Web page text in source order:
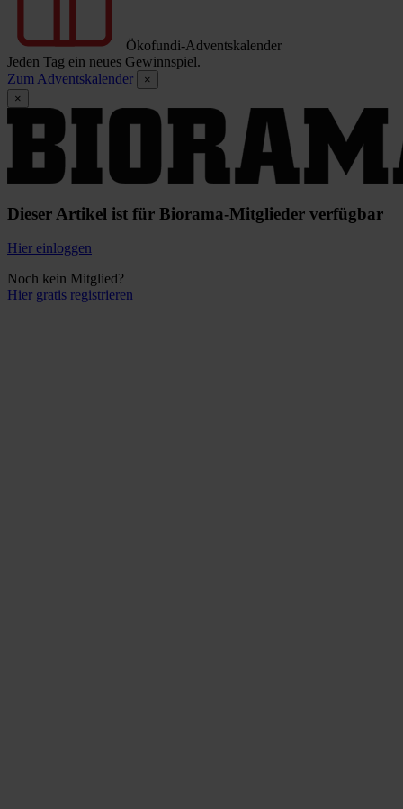
Ökofundi-Adventskalender
Jeden Tag ein neues Gewinnspiel.
Zum Adventskalender
×
×
Dieser Artikel ist für Biorama-Mitglieder verfügbar
Hier einloggen
Noch kein Mitglied?
Hier gratis registrieren